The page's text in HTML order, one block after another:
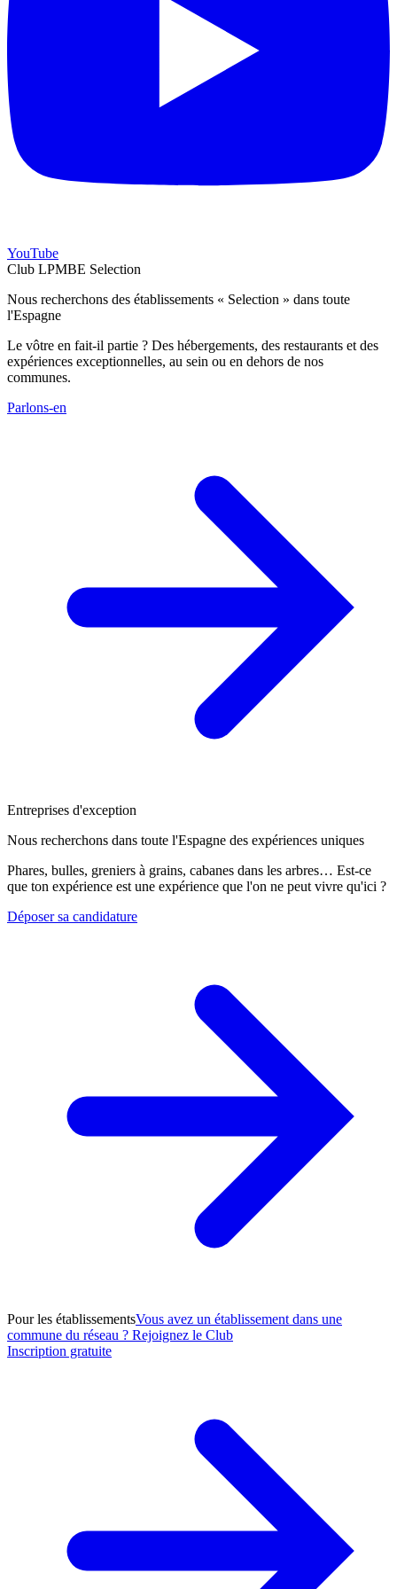
YouTube
Club LPMBE Selection
Nous recherchons des établissements « Selection » dans toute
l'Espagne
Le vôtre en fait-il partie ? Des hébergements, des restaurants et des
expériences exceptionnelles, au sein ou en dehors de nos
communes.
Parlons-en
Entreprises d'exception
Nous recherchons dans toute l'Espagne des expériences uniques
Phares, bulles, greniers à grains, cabanes dans les arbres… Est-ce
que ton expérience est une expérience que l'on ne peut vivre qu'ici ?
Déposer sa candidature
Pour les établissementsVous avez un établissement dans une
commune du réseau ? Rejoignez le Club
Inscription gratuite